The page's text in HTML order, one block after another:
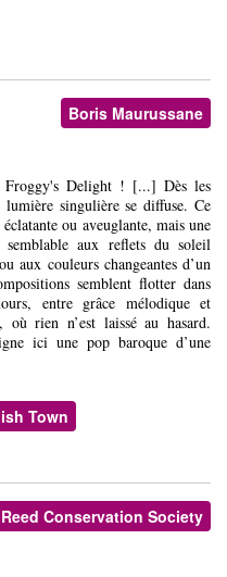
Boris Maurussane
Froggy's Delight ! [...] Dès les
lumière singulière se diffuse. Ce
ou aveuglante, mais une
semblable aux reflets du soleil
aux couleurs changeantes d’un
semblent flotter dans
entre grâce mélodique et
où rien n’est laissé au hasard.
ici une pop baroque d’une
Town
Conservation Society